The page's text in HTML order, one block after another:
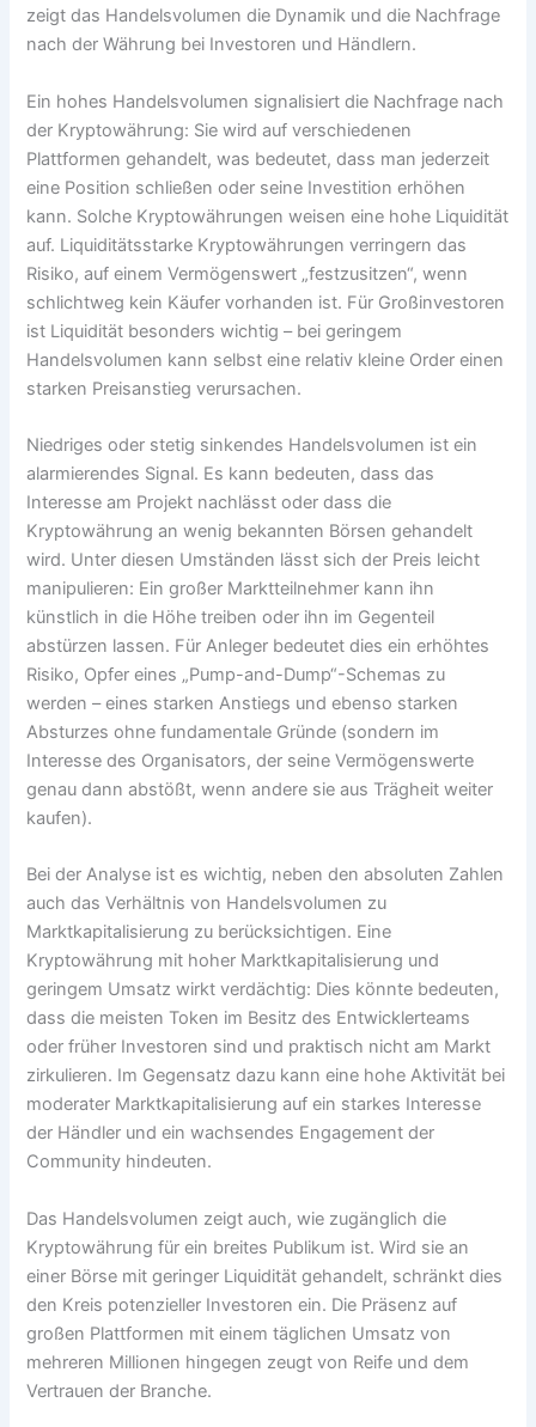
zeigt das Handelsvolumen die Dynamik und die Nachfrage
nach der Währung bei Investoren und Händlern.
Ein hohes Handelsvolumen signalisiert die Nachfrage nach
der Kryptowährung: Sie wird auf verschiedenen
Plattformen gehandelt, was bedeutet, dass man jederzeit
eine Position schließen oder seine Investition erhöhen
kann. Solche Kryptowährungen weisen eine hohe Liquidität
auf. Liquiditätsstarke Kryptowährungen verringern das
Risiko, auf einem Vermögenswert „festzusitzen“, wenn
schlichtweg kein Käufer vorhanden ist. Für Großinvestoren
ist Liquidität besonders wichtig – bei geringem
Handelsvolumen kann selbst eine relativ kleine Order einen
starken Preisanstieg verursachen.
Niedriges oder stetig sinkendes Handelsvolumen ist ein
alarmierendes Signal. Es kann bedeuten, dass das
Interesse am Projekt nachlässt oder dass die
Kryptowährung an wenig bekannten Börsen gehandelt
wird. Unter diesen Umständen lässt sich der Preis leicht
manipulieren: Ein großer Marktteilnehmer kann ihn
künstlich in die Höhe treiben oder ihn im Gegenteil
abstürzen lassen. Für Anleger bedeutet dies ein erhöhtes
Risiko, Opfer eines „Pump-and-Dump“-Schemas zu
werden – eines starken Anstiegs und ebenso starken
Absturzes ohne fundamentale Gründe (sondern im
Interesse des Organisators, der seine Vermögenswerte
genau dann abstößt, wenn andere sie aus Trägheit weiter
kaufen).
Bei der Analyse ist es wichtig, neben den absoluten Zahlen
auch das Verhältnis von Handelsvolumen zu
Marktkapitalisierung zu berücksichtigen. Eine
Kryptowährung mit hoher Marktkapitalisierung und
geringem Umsatz wirkt verdächtig: Dies könnte bedeuten,
dass die meisten Token im Besitz des Entwicklerteams
oder früher Investoren sind und praktisch nicht am Markt
zirkulieren. Im Gegensatz dazu kann eine hohe Aktivität bei
moderater Marktkapitalisierung auf ein starkes Interesse
der Händler und ein wachsendes Engagement der
Community hindeuten.
Das Handelsvolumen zeigt auch, wie zugänglich die
Kryptowährung für ein breites Publikum ist. Wird sie an
einer Börse mit geringer Liquidität gehandelt, schränkt dies
den Kreis potenzieller Investoren ein. Die Präsenz auf
großen Plattformen mit einem täglichen Umsatz von
mehreren Millionen hingegen zeugt von Reife und dem
Vertrauen der Branche.